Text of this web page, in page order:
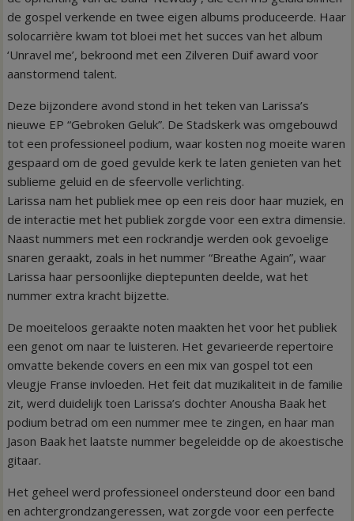
de gospel verkende en twee eigen albums produceerde. Haar
solocarrière kwam tot bloei met het succes van het album
‘Unravel me’, bekroond met een Zilveren Duif award voor
aanstormend talent.
Deze bijzondere avond stond in het teken van Larissa’s
nieuwe EP “Gebroken Geluk”. De Stadskerk was omgebouwd
tot een professioneel podium, waar kosten nog moeite waren
gespaard om de goed gevulde kerk te laten genieten van het
sublieme geluid en de sfeervolle verlichting.
Larissa nam het publiek mee op een reis door haar muziek, en
de interactie met het publiek zorgde voor een extra dimensie.
Naast nummers met een rockrandje werden ook gevoelige
snaren geraakt, zoals in het nummer “Breathe Again”, waar
Larissa haar persoonlijke dieptepunten deelde, wat het
nummer extra kracht bijzette.
De moeiteloos geraakte noten maakten het voor het publiek
een genot om naar te luisteren. Het gevarieerde repertoire
omvatte bekende covers en een mix van gospel tot een
vleugje Franse invloeden. Het feit dat muzikaliteit in de familie
zit, werd duidelijk toen Larissa’s dochter Anousha Baak het
podium betrad om een nummer mee te zingen, en haar man
Jason Baak het laatste nummer begeleidde op de akoestische
gitaar.
Het geheel werd professioneel ondersteund door een band
en achtergrondzangeressen, wat zorgde voor een perfecte